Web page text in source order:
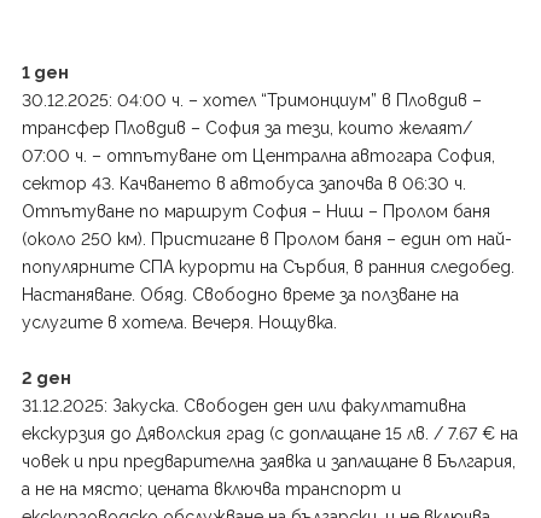
1 ден
30.12.2025: 04:00 ч. – хотел “Тримонциум” в Пловдив –
трансфер Пловдив – София за тези, които желаят/
07:00 ч. – отпътуване от Централна автогара София,
сектор 43. Качването в автобуса започва в 06:30 ч.
Отпътуване по маршрут София – Ниш – Пролом баня
(около 250 км). Пристигане в Пролом баня – един от най-
популярните СПА курорти на Сърбия, в ранния следобед.
Настаняване. Обяд. Свободно време за ползване на
услугите в хотела. Вечеря. Нощувка.
2 ден
31.12.2025: Закуска. Свободен ден или факултативна
екскурзия до Дяволския град (с доплащане 15 лв. / 7.67 € на
човек и при предварителна заявка и заплащане в България,
а не на място; цената включва транспорт и